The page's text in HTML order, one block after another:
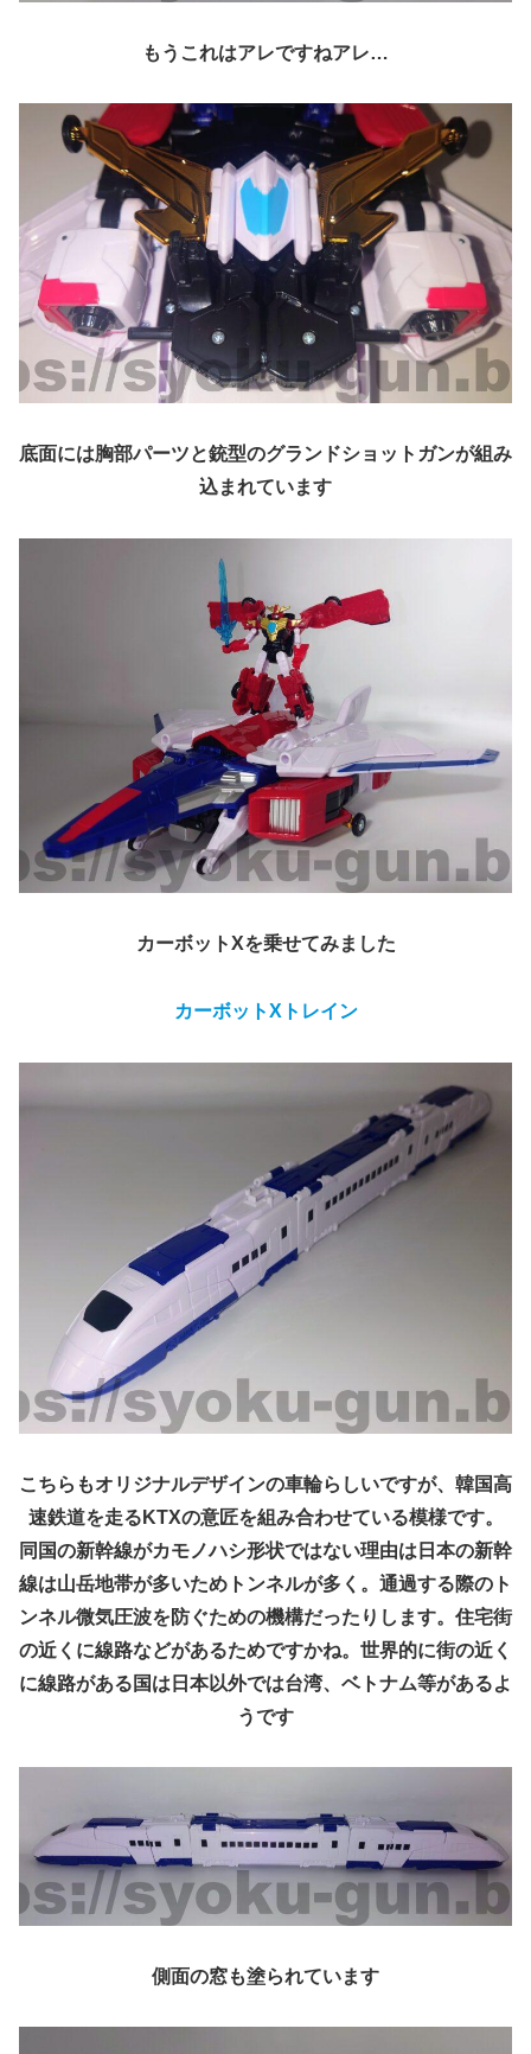
もうこれはアレですねアレ…
底面には胸部パーツと銃型のグランドショットガンが組み
込まれています
カーボットXを乗せてみました
カーボットX トレイン
こちらもオリジナルデザインの車輪らしいですが、韓国高
速鉄道を走るKTXの意匠を組み合わせている模様です。
同国の新幹線がカモノハシ形状ではない理由は日本の新幹
線は山岳地帯が多いためトンネルが多く。通過する際のト
ンネル微気圧波を防ぐための機構だったりします。住宅街
の近くに線路などがあるためですかね。世界的に街の近く
に線路がある国は日本以外では台湾、ベトナム等があるよ
うです
側面の窓も塗られています